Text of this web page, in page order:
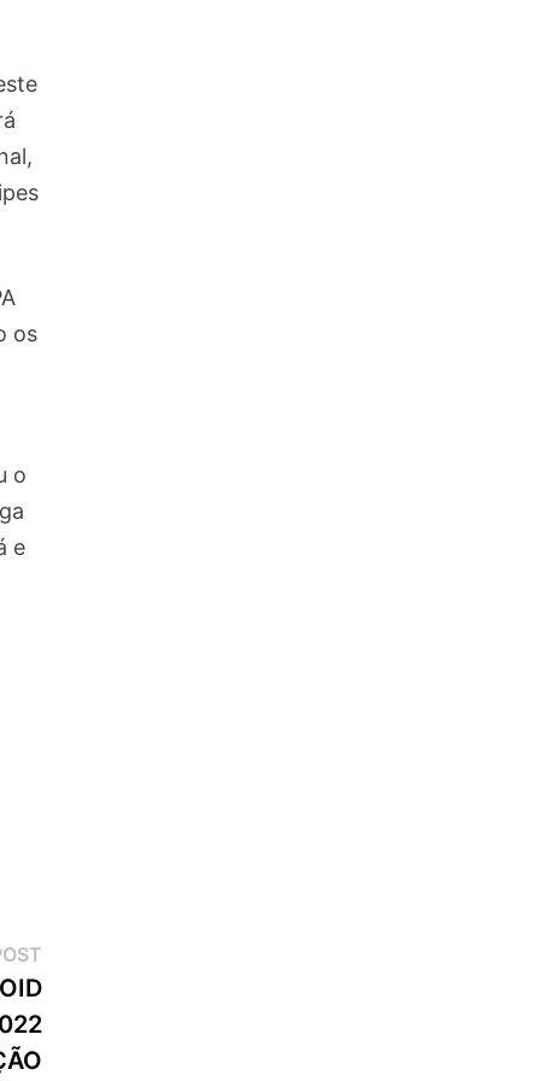
os
o
e
Next
post: